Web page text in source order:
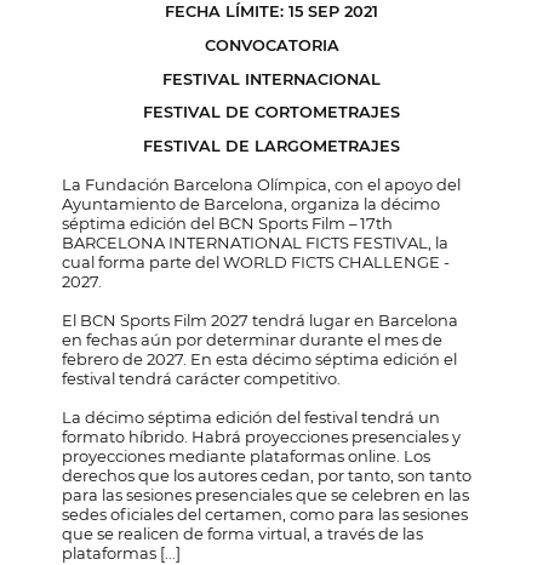
FECHA LÍMITE: 15 SEP 2021
CONVOCATORIA
FESTIVAL INTERNACIONAL
FESTIVAL DE CORTOMETRAJES
FESTIVAL DE LARGOMETRAJES
La Fundación Barcelona Olímpica, con el apoyo del
Ayuntamiento de Barcelona, organiza la décimo
séptima edición del BCN Sports Film – 17th
BARCELONA INTERNATIONAL FICTS FESTIVAL, la
cual forma parte del WORLD FICTS CHALLENGE -
2027.
El BCN Sports Film 2027 tendrá lugar en Barcelona
en fechas aún por determinar durante el mes de
febrero de 2027. En esta décimo séptima edición el
festival tendrá carácter competitivo.
La décimo séptima edición del festival tendrá un
formato híbrido. Habrá proyecciones presenciales y
proyecciones mediante plataformas online. Los
derechos que los autores cedan, por tanto, son tanto
para las sesiones presenciales que se celebren en las
sedes oficiales del certamen, como para las sesiones
que se realicen de forma virtual, a través de las
plataformas [...]